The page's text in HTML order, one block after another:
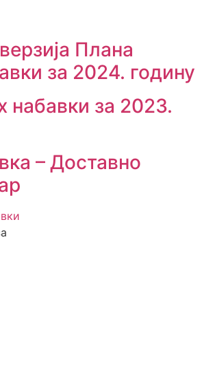
Плана
за 2024. годину
набавки за 2023.
– Доставно